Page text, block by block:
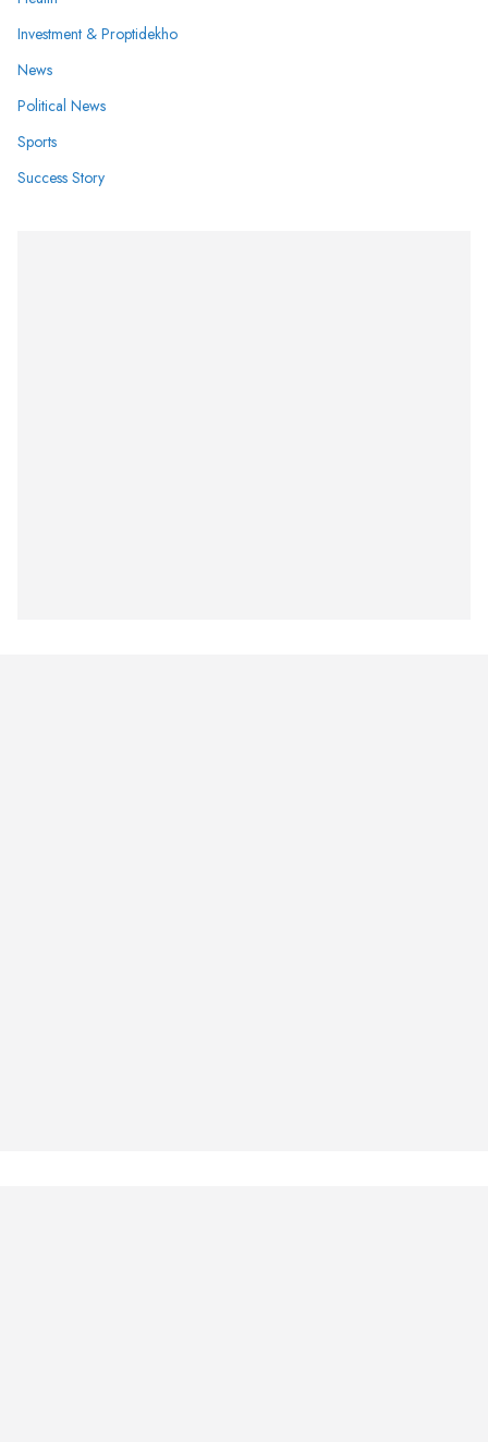
Investment & Proptidekho
News
Political News
Sports
Success Story